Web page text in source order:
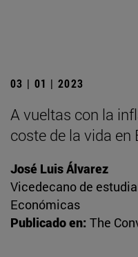
03 | 01 | 2023
A vueltas con la
coste de la vida en
José Luis Álvarez
Vicedecano de
Económicas
Publicado en: The